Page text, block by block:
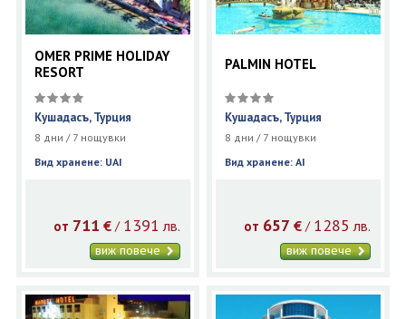
OMER PRIME HOLIDAY
RESORT
Кушадасъ, Турция
8 дни / 7 нощувки
Вид хранене: UAI
от 711 €/ 1391 лв.
виж повече
PALMIN HOTEL
Кушадасъ, Турция
8 дни / 7 нощувки
Вид хранене: AI
от 657 € / 1285 лв.
виж повече